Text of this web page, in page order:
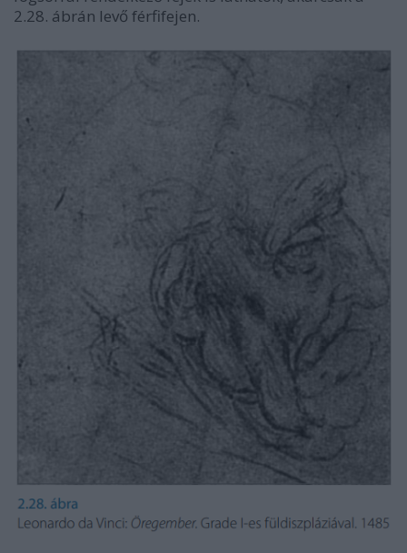
2.28. ábrán levő férfifejen.